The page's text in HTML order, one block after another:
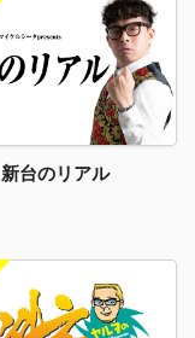
新台のリアル